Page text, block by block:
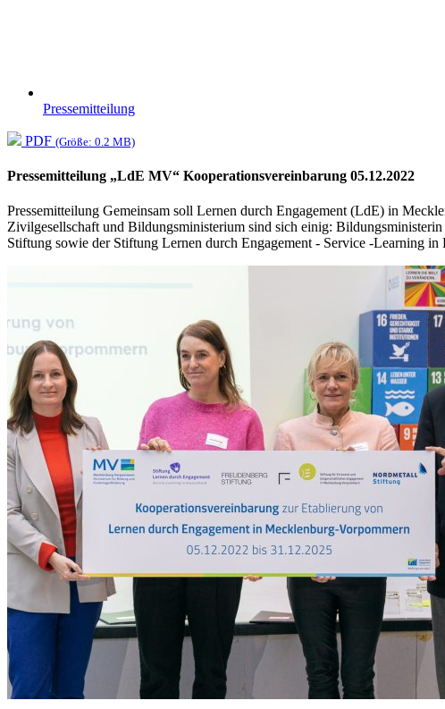
Pressemitteilung
PDF (Größe: 0.2 MB)
Pressemitteilung „LdE MV“ Kooperationsvereinbarung 05.12.2022
Pressemitteilung Gemeinsam soll Lernen durch Engagement (LdE) in
Zivilgesellschaft und Bildungsministerium sind sich einig:
Stiftung sowie der Stiftung Lernen durch Engagement - Service -Learning